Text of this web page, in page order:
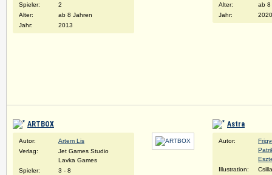
Spieler:
2
Alter:
ab 8 Jahren
Jahr:
2013
Alter:
ab 8
Jahr:
2020
ARTBOX
Autor:
Artem Lis
Verlag:
Jet Games Studio
Lavka Games
Spieler:
3 - 8
Astra
Autor:
Illustration: